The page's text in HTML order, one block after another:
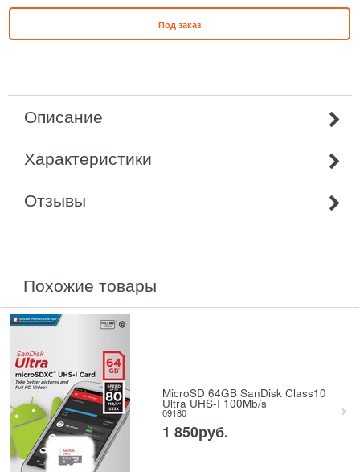
Под заказ
Описание
Характеристики
Отзывы
похожие товары
MicroSD 64GB SanDisk Class10
Ultra UHS-I 100Mb/s
09180
1 850руб.